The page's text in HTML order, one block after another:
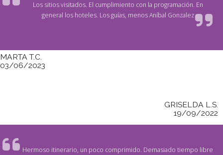
Los sitios visitados. El cumplimiento con la programación. En
general los hoteles. Los guías, menos Aníbal Gonzalez
MARTA T.C.
03/06/2023
GRISELDA L.S.
19/09/2022
Hermoso itinerario, un poco comprimido. Demasiado tiempo libre